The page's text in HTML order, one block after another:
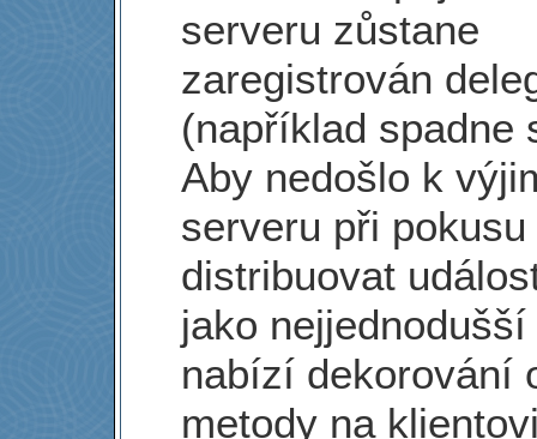
serveru zůstane
zaregistrován
(například spadne
Aby nedošlo k
serveru při pokusu
distribuovat
jako
nabízí dekorování
metody na